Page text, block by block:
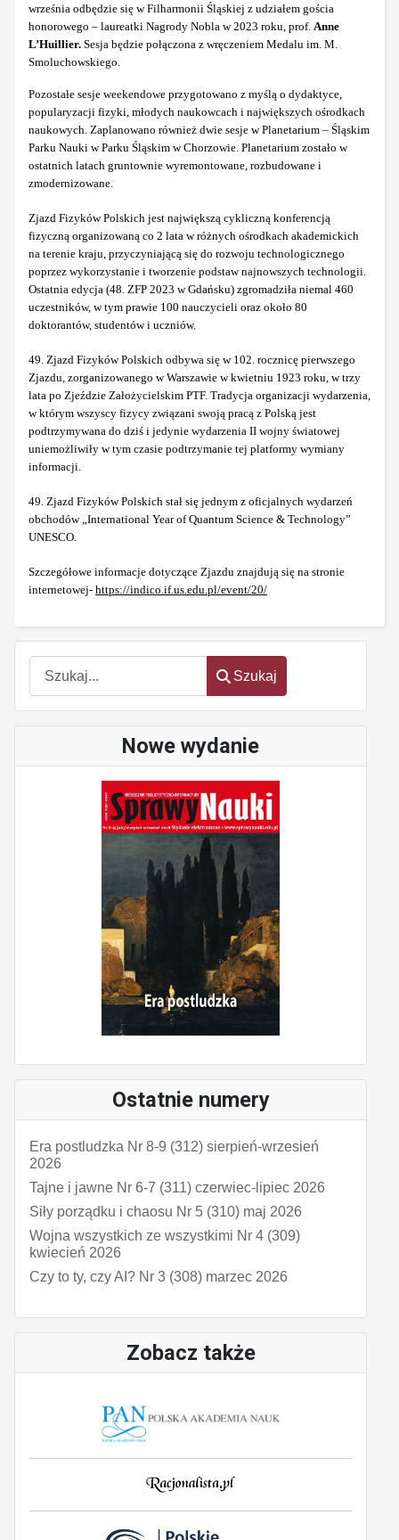
Szukaj
Szukaj
Nowe wydanie
Ostatnie numery
Era postludzka Nr 8-9 (312) sierpień-wrzesień
2026
Tajne i jawne Nr 6-7 (311) czerwiec-lipiec 2026
Siły porządku i chaosu Nr 5 (310) maj 2026
Wojna wszystkich ze wszystkimi Nr 4 (309)
kwiecień 2026
Czy to ty, czy AI? Nr 3 (308) marzec 2026
Zobacz także
września odbędzie się w Filharmonii Śląskiej z udziałem gościa
honorowego – laureatki Nagrody Nobla w 2023 roku, prof. Anne
L’Huillier. Sesja będzie połączona z wręczeniem Medalu im. M.
Smoluchowskiego.
Pozostałe sesje weekendowe przygotowano z myślą o dydaktyce,
popularyzacji fizyki, młodych naukowcach i największych ośrodkach
naukowych. Zaplanowano również dwie sesje w Planetarium – Śląskim
Parku Nauki w Parku Śląskim w Chorzowie. Planetarium zostało w
ostatnich latach gruntownie wyremontowane, rozbudowane i
zmodernizowane.
Zjazd Fizyków Polskich jest największą cykliczną konferencją
fizyczną organizowaną co 2 lata w różnych ośrodkach akademickich
na terenie kraju, przyczyniającą się do rozwoju technologicznego
poprzez wykorzystanie i tworzenie podstaw najnowszych technologii.
Ostatnia edycja (48. ZFP 2023 w Gdańsku) zgromadziła niemal 460
uczestników, w tym prawie 100 nauczycieli oraz około 80
doktorantów, studentów i uczniów.
49. Zjazd Fizyków Polskich odbywa się w 102. rocznicę pierwszego
Zjazdu, zorganizowanego w Warszawie w kwietniu 1923 roku, w trzy
lata po Zjeździe Założycielskim PTF. Tradycja organizacji wydarzenia,
w którym wszyscy fizycy związani swoją pracą z Polską jest
podtrzymywana do dziś i jedynie wydarzenia II wojny światowej
uniemożliwiły w tym czasie podtrzymanie tej platformy wymiany
informacji.
49. Zjazd Fizyków Polskich stał się jednym z oficjalnych wydarzeń
obchodów „International Year of Quantum Science & Technology”
UNESCO.
Szczegółowe informacje dotyczące Zjazdu znajdują się na stronie
internetowej- https://indico.if.us.edu.pl/event/20/